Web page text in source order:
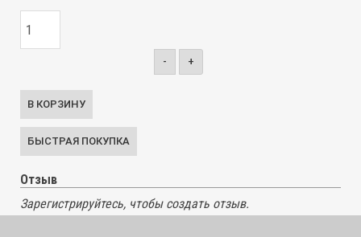
- +
Отзыв
Зарегистрируйтесь, чтобы создать отзыв.